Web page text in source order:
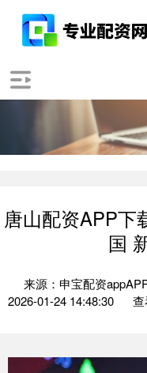
唐山配资APP下
国
来源：申宝配资
2026-01-24 14:48:30